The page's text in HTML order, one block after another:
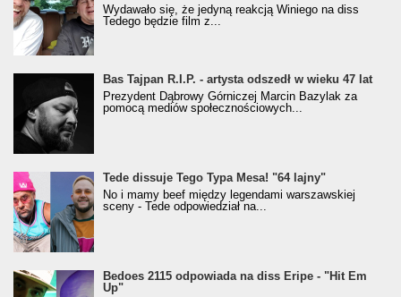
Wydawało się, że jedyną reakcją Winiego na diss
Tedego będzie film z...
Bas Tajpan R.I.P. - artysta odszedł w wieku 47 lat
Prezydent Dąbrowy Górniczej Marcin Bazylak za
pomocą mediów społecznościowych...
Tede dissuje Tego Typa Mesa! "64 lajny"
No i mamy beef między legendami warszawskiej
sceny - Tede odpowiedział na...
Bedoes 2115 odpowiada na diss Eripe - "Hit Em
Up"